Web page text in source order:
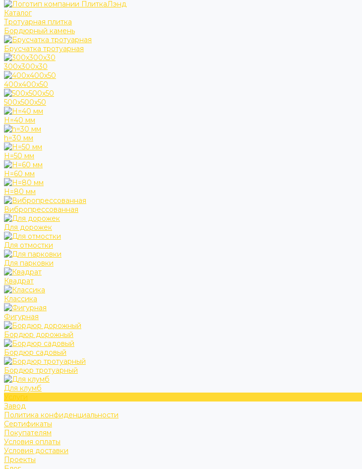
Каталог
Тротуарная плитка
Бордюрный камень
Брусчатка тротуарная
300х300х30
400х400х50
500х500х50
H=40 мм
h=30 мм
H=50 мм
H=60 мм
H=80 мм
Вибропрессованная
Для дорожек
Для отмостки
Для парковки
Квадрат
Классика
Фигурная
Бордюр дорожный
Бордюр садовый
Бордюр тротуарный
Для клумб
Услуги
Завод
Политика конфиденциальности
Сертификаты
Покупателям
Условия оплаты
Условия доставки
Проекты